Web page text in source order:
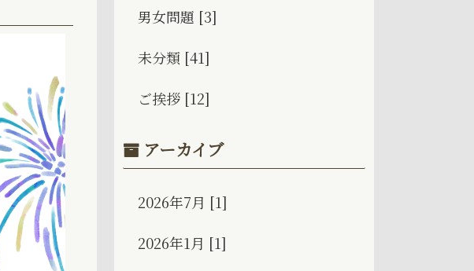
男女問題 [3]
未分類 [41]
ご挨拶 [12]
アーカイブ
2026年7月 [1]
2026年1月 [1]